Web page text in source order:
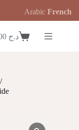
د.ج
/
Arabic French